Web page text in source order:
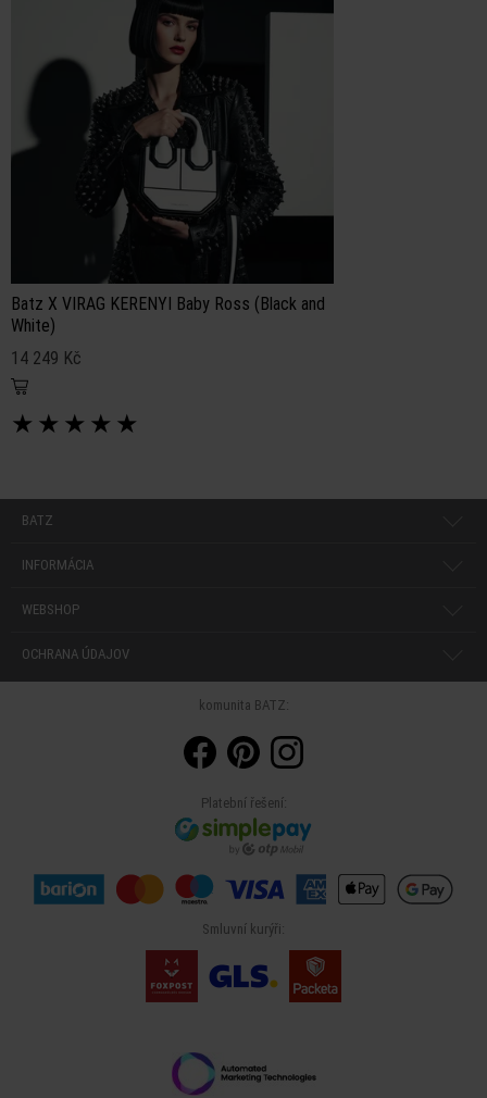
Batz X VIRAG KERENYI Baby Ross (Black and
White)
14 249 Kč
★ ★ ★ ★ ★
BATZ
INFORMÁCIA
WEBSHOP
OCHRANA ÚDAJOV
komunita BATZ:
Platební řešení:
Smluvní kurýři: